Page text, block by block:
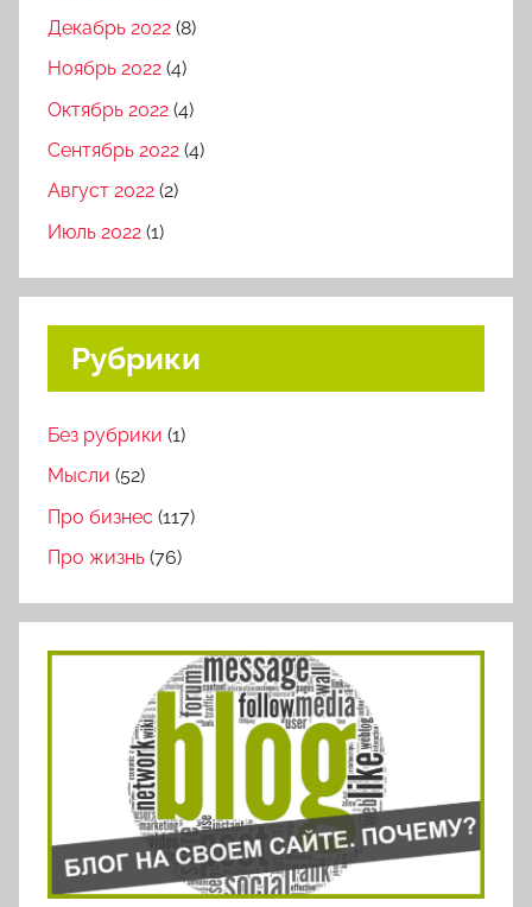
Декабрь 2022 (8)
Ноябрь 2022 (4)
Октябрь 2022 (4)
Сентябрь 2022 (4)
Август 2022 (2)
Июль 2022 (1)
Рубрики
Без рубрики (1)
Мысли (52)
Про бизнес (117)
Про жизнь (76)